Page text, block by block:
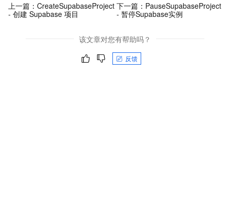
上一篇： CreateSupabaseProject
- 创建 Supabase 项目
下一篇： PauseSupabaseProject
- 暂停Supabase实例
该文章对您有帮助吗？
反馈